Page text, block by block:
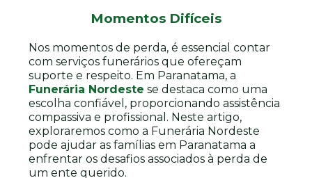
Momentos Difíceis
Nos momentos de perda, é essencial contar
com serviços funerários que ofereçam
suporte e respeito. Em Paranatama, a
Funerária Nordeste se destaca como uma
escolha confiável, proporcionando assistência
compassiva e profissional. Neste artigo,
exploraremos como a Funerária Nordeste
pode ajudar as famílias em Paranatama a
enfrentar os desafios associados à perda de
um ente querido.